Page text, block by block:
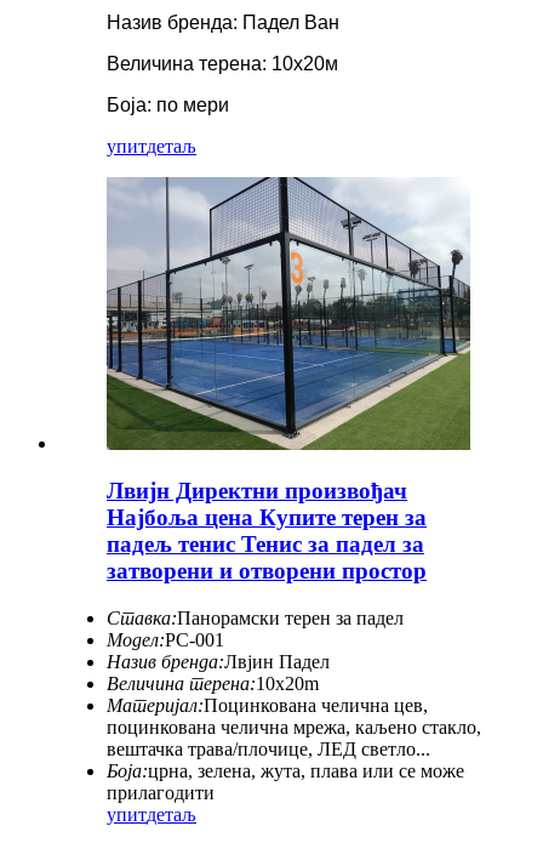
Назив бренда: Падел Ван
Величина терена: 10x20м
Боја: по мери
упитдетаљ
Лвијн Директни произвођач
Најбоља цена Купите терен за
падељ тенис Тенис за падел за
затворени и отворени простор
Ставка:Панорамски терен за падел
Модел:PC-001
Назив бренда:Лвјин Падел
Величина терена:10x20m
Материјал:Поцинкована челична цев,
поцинкована челична мрежа, каљено стакло,
вештачка трава/плочице, ЛЕД светло...
Боја:црна, зелена, жута, плава или се може
прилагодити
упитдетаљ